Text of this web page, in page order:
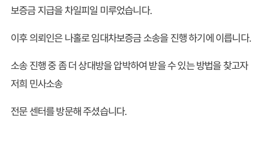
보증금 지급을 차일피일 미루었습니다.
이후 의뢰인은 나홀로 임대차보증금 소송을 진행 하기에 이릅니다.
소송 진행 중 좀 더 상대방을 압박하여 받을 수 있는 방법을 찾고자
저희 민사소송
전문 센터를 방문해 주셨습니다.